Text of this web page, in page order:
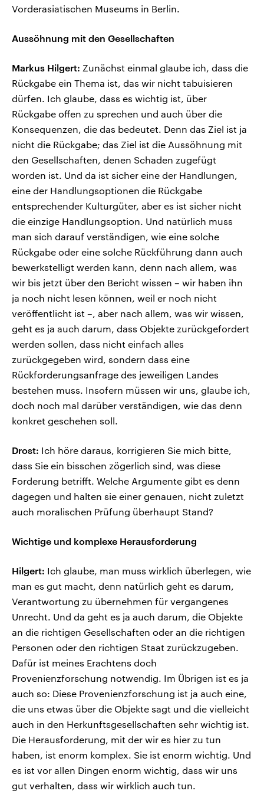
Vorderasiatischen Museums in Berlin.
Aussöhnung mit den Gesellschaften
Markus Hilgert: Zunächst einmal glaube ich, dass die
Rückgabe ein Thema ist, das wir nicht tabuisieren
dürfen. Ich glaube, dass es wichtig ist, über
Rückgabe offen zu sprechen und auch über die
Konsequenzen, die das bedeutet. Denn das Ziel ist ja
nicht die Rückgabe; das Ziel ist die Aussöhnung mit
den Gesellschaften, denen Schaden zugefügt
worden ist. Und da ist sicher eine der Handlungen,
eine der Handlungsoptionen die Rückgabe
entsprechender Kulturgüter, aber es ist sicher nicht
die einzige Handlungsoption. Und natürlich muss
man sich darauf verständigen, wie eine solche
Rückgabe oder eine solche Rückführung dann auch
bewerkstelligt werden kann, denn nach allem, was
wir bis jetzt über den Bericht wissen – wir haben ihn
ja noch nicht lesen können, weil er noch nicht
veröffentlicht ist –, aber nach allem, was wir wissen,
geht es ja auch darum, dass Objekte zurückgefordert
werden sollen, dass nicht einfach alles
zurückgegeben wird, sondern dass eine
Rückforderungsanfrage des jeweiligen Landes
bestehen muss. Insofern müssen wir uns, glaube ich,
doch noch mal darüber verständigen, wie das denn
konkret geschehen soll.
Drost: Ich höre daraus, korrigieren Sie mich bitte,
dass Sie ein bisschen zögerlich sind, was diese
Forderung betrifft. Welche Argumente gibt es denn
dagegen und halten sie einer genauen, nicht zuletzt
auch moralischen Prüfung überhaupt Stand?
Wichtige und komplexe Herausforderung
Hilgert: Ich glaube, man muss wirklich überlegen, wie
man es gut macht, denn natürlich geht es darum,
Verantwortung zu übernehmen für vergangenes
Unrecht. Und da geht es ja auch darum, die Objekte
an die richtigen Gesellschaften oder an die richtigen
Personen oder den richtigen Staat zurückzugeben.
Dafür ist meines Erachtens doch
Provenienzforschung notwendig. Im Übrigen ist es ja
auch so: Diese Provenienzforschung ist ja auch eine,
die uns etwas über die Objekte sagt und die vielleicht
auch in den Herkunftsgesellschaften sehr wichtig ist.
Die Herausforderung, mit der wir es hier zu tun
haben, ist enorm komplex. Sie ist enorm wichtig. Und
es ist vor allen Dingen enorm wichtig, dass wir uns
gut verhalten, dass wir wirklich auch tun.